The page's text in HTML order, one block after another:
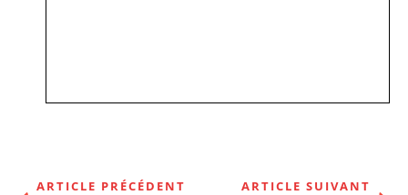
ARTICLE PRÉCÉDENT ARTICLE SUIVANT